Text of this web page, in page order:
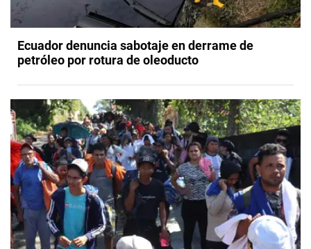
Ecuador denuncia sabotaje en derrame de
petróleo por rotura de oleoducto